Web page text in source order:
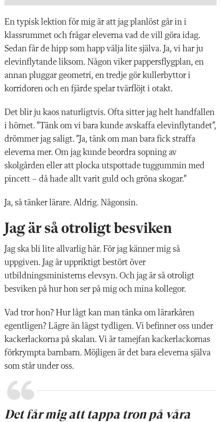
En typisk lektion för mig är att jag planlöst går in i
klassrummet och frågar eleverna vad de vill göra idag.
Sedan får de hipp som happ välja lite själva. Ja, vi har ju
elevinflytande liksom. Någon viker pappersflygplan, en
annan pluggar geometri, en tredje gör kullerbyttor i
korridoren och en fjärde spelar tvärflöjt i otakt.
Det blir ju kaos naturligtvis. Ofta sitter jag helt handfallen
i hörnet. ”Tänk om vi bara kunde avskaffa elevinflytandet”,
drömmer jag saligt. ”Ja, tänk om man bara fick straffa
eleverna mer. Om jag kunde beordra sopning av
skolgården eller att plocka utspottade tuggummin med
pincett – då hade allt varit guld och gröna skogar.”
Ja, så tänker lärare. Aldrig. Någonsin.
Jag är så otroligt besviken
Jag ska bli lite allvarlig här. För jag känner mig så
uppgiven. Jag är uppriktigt bestört över
utbildningsministerns elevsyn. Och jag är så otroligt
besviken på hur hon ser på mig och mina kollegor.
Vad tror hon? Hur lågt kan man tänka om lärarkåren
egentligen? Lägre än lägst tydligen. Vi befinner oss under
kackerlackorna på skalan. Vi är tamejfan kackerlackornas
förkrympta barnbarn. Möjligen är det bara eleverna själva
som står under oss.
Det får mig att tappa tron på våra